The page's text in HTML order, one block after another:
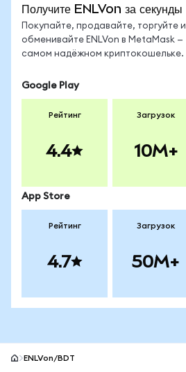
Получите ENLVon за секунды
Покупайте, продавайте, торгуйте и
обменивайте ENLVon в MetaMask —
самом надёжном криптокошельке.
Google Play
Рейтинг
4.4
Загрузок
10M+
App Store
Рейтинг
4.7
Загрузок
50M+
ENLVon/BDT